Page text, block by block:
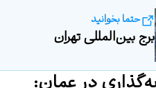
حتما بخوانید
برج بین‌المللی تهران